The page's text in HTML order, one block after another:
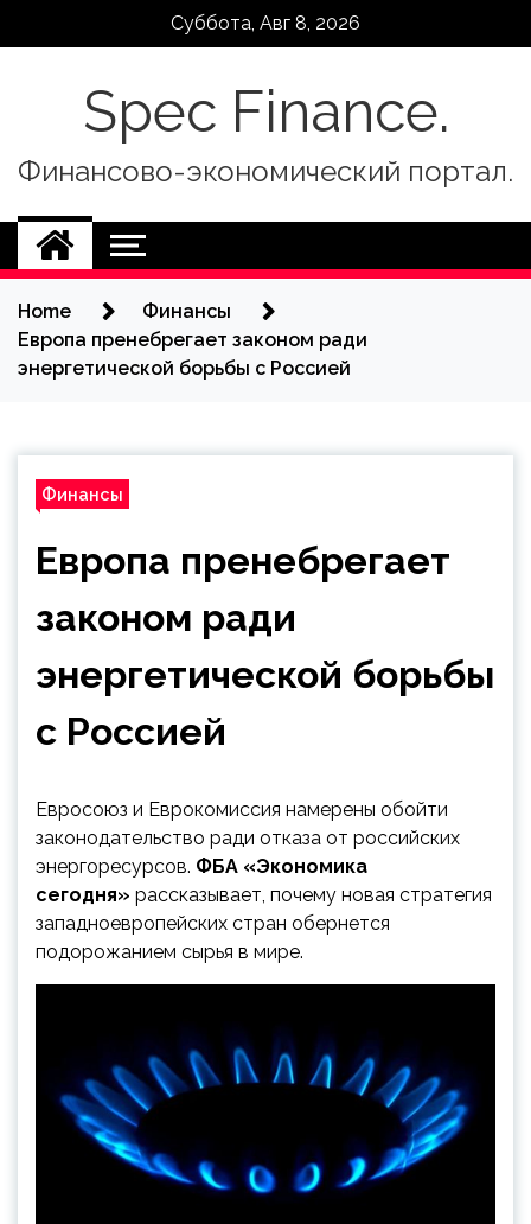
Суббота, Авг 8, 2026
Spec Finance.
Финансово-экономический портал.
Home
Финансы
Европа пренебрегает законом ради
энергетической борьбы с Россией
Финансы
Европа пренебрегает
законом ради
энергетической борьбы
с Россией
Евросоюз и Еврокомиссия намерены обойти
законодательство ради отказа от российских
энергоресурсов. ФБА «Экономика
сегодня» рассказывает, почему новая стратегия
западноевропейских стран обернется
подорожанием сырья в мире.